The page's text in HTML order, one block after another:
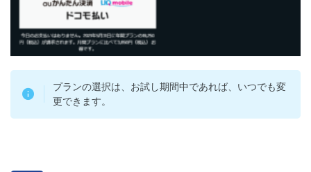
プランの選択は、お試し期間中であれば、いつでも変
更できます。